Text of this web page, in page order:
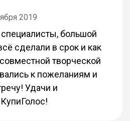
2019
большой
сделали в срок и как
творческой
к пожеланиям и
Удачи и